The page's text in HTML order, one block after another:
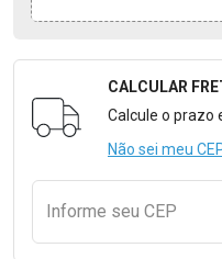
Formulário para
CALCULAR
Calcule o prazo
Não sei meu
Informe seu CEP